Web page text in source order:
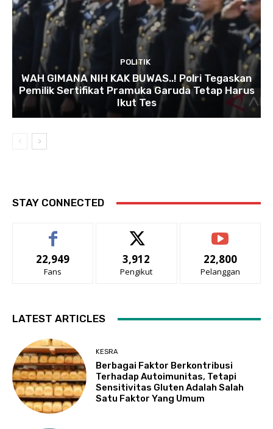
POLITIK
WAH GIMANA NIH KAK BUWAS..! Polri Tegaskan
Pemilik Sertifikat Pramuka Garuda Tetap Harus
Ikut Tes
STAY CONNECTED
22,949
Fans
3,912
Pengikut
22,800
Pelanggan
LATEST ARTICLES
KESRA
Berbagai Faktor Berkontribusi
Terhadap Autoimunitas, Tetapi
Sensitivitas Gluten Adalah Salah
Satu Faktor Yang Umum